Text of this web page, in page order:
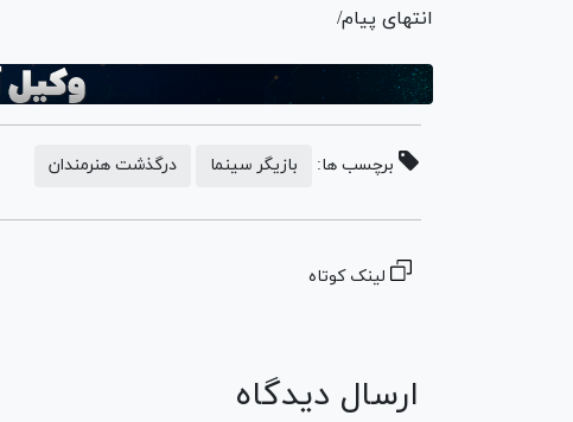
انتهای پیام/
برچسب ها: بازیگر سینما درگذشت هنرمندان
لینک کوتاه
ارسال دیدگاه